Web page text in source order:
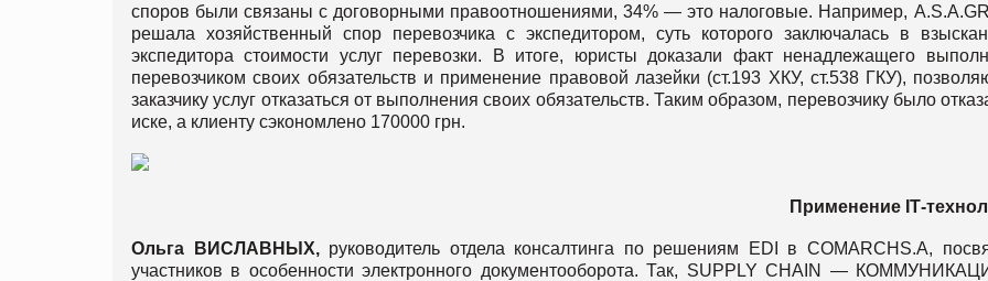
споров были связаны с договорными правоотношениями, 34% — это налоговые. Например,
решала хозяйственный спор перевозчика с экспедитором, суть которого заключалась в
экспедитора стоимости услуг перевозки. В итоге, юристы доказали факт ненадлежащего
перевозчиком своих обязательств и применение правовой лазейки (ст.193 ХКУ, ст.538 ГКУ),
заказчику услуг отказаться от выполнения своих обязательств. Таким образом, перевозчику было
иске, а клиенту сэкономлено 170000 грн.
ПрименениеI Т-
Ольга ВИСЛАВНЫХ,руководитель отдела консалтинга по решениям EDI в COMARCHS.A,
участников в особенности электронного документооборота. Так, SUPPLY CHAIN —